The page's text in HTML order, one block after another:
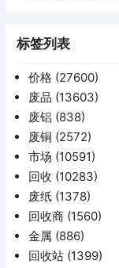
标签列表
价格 (27600)
废品 (13603)
废铝 (838)
废铜 (2572)
市场 (10591)
回收 (10283)
废纸 (1378)
回收商 (1560)
金属 (886)
回收站 (1399)